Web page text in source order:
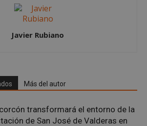
Javier Rubiano
Más del autor
transformará el entorno de la
de San José de Valderas en